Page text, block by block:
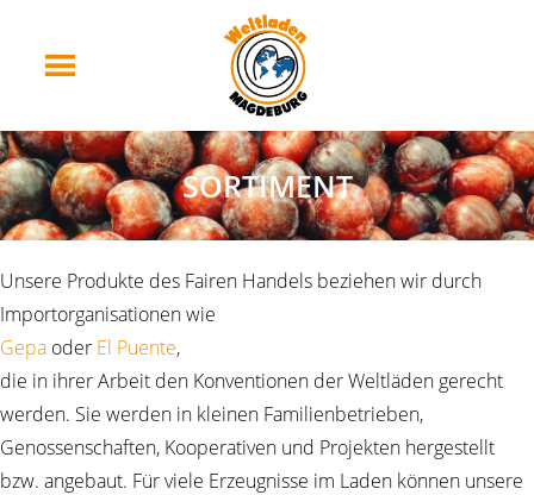
SORTIMENT
Unsere Produkte des Fairen Handels beziehen wir durch
Importorganisationen wie
Gepa oder El Puente,
die in ihrer Arbeit den Konventionen der Weltläden gerecht
werden. Sie werden in kleinen Familienbetrieben,
Genossenschaften, Kooperativen und Projekten hergestellt
bzw. angebaut. Für viele Erzeugnisse im Laden können unsere